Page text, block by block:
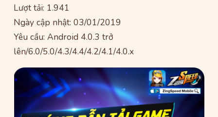
Lượt tải: 1.941
Ngày cập nhật: 03/01/2019
Yêu cầu: Android 4.0.3 trở
lên/6.0/5.0/4.3/4.4/4.2/4.1/4.0.x